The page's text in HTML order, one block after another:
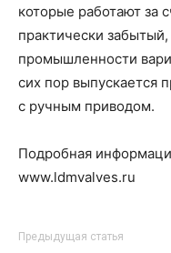
которые работают за
практически
промышленности
сих пор выпускается
с ручным приводом.
Подробная
www.ldmvalves.ru
Предыдущая статья